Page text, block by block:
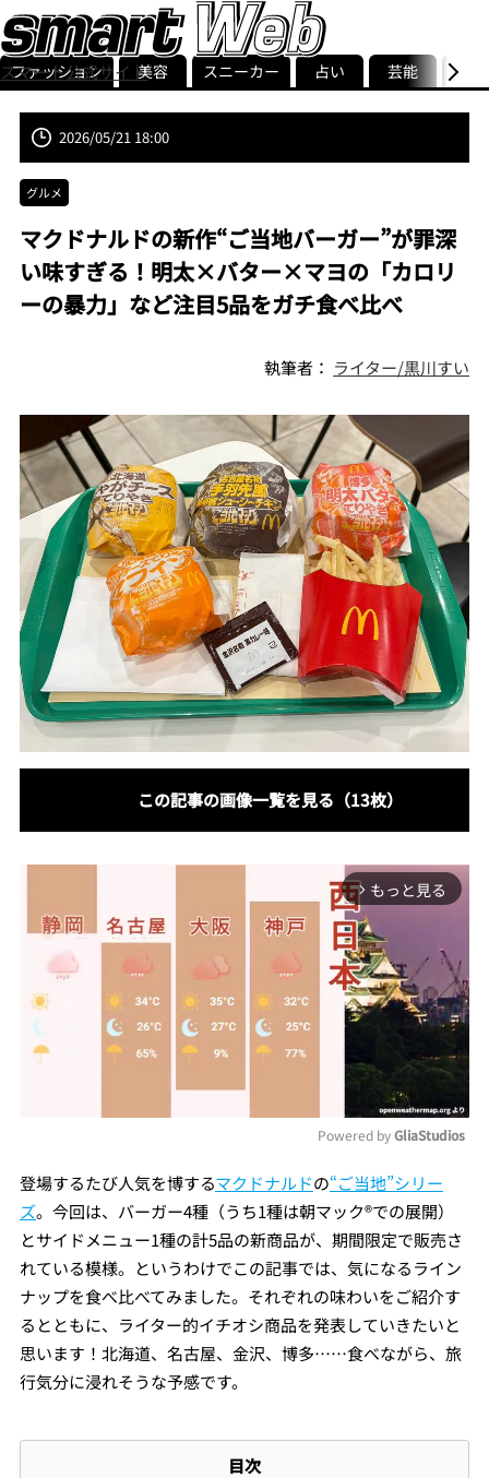
スマート公式サイト
smart最新号
記事一覧ランキング
ストリ
ファッション 美容 スニーカー 占い 芸能 グル
2026/05/21 18:00
グルメ
マクドナルドの新作“ご当地バーガー”が罪深
い味すぎる！明太×バター×マヨの「カロリ
ーの暴力」など注目5品をガチ食べ比べ
執筆者： ライター/黒川すい
この記事の画像一覧を見る（13枚）
arrow_forward_ios もっと見る
Mute
Powered by GliaStudios
登場するたび人気を博するマクドナルドの“ご当地”シリー
ズ。今回は、バーガー4種（うち1種は朝マック®での展開）
とサイドメニュー1種の計5品の新商品が、期間限定で販売さ
れている模様。というわけでこの記事では、気になるライン
ナップを食べ比べてみました。それぞれの味わいをご紹介す
るとともに、ライター的イチオシ商品を発表していきたいと
思います！北海道、名古屋、金沢、博多……食べながら、旅
行気分に浸れそうな予感です。
目次